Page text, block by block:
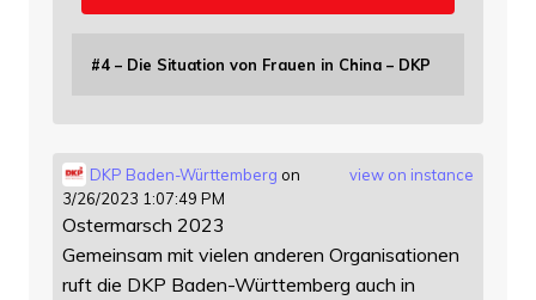
#4 – Die Situation von Frauen in China – DKP
view on instance
DKP Baden-Württemberg on
3/26/2023 1:07:49 PM
Ostermarsch 2023
Gemeinsam mit vielen anderen Organisationen
ruft die DKP Baden-Württemberg auch in